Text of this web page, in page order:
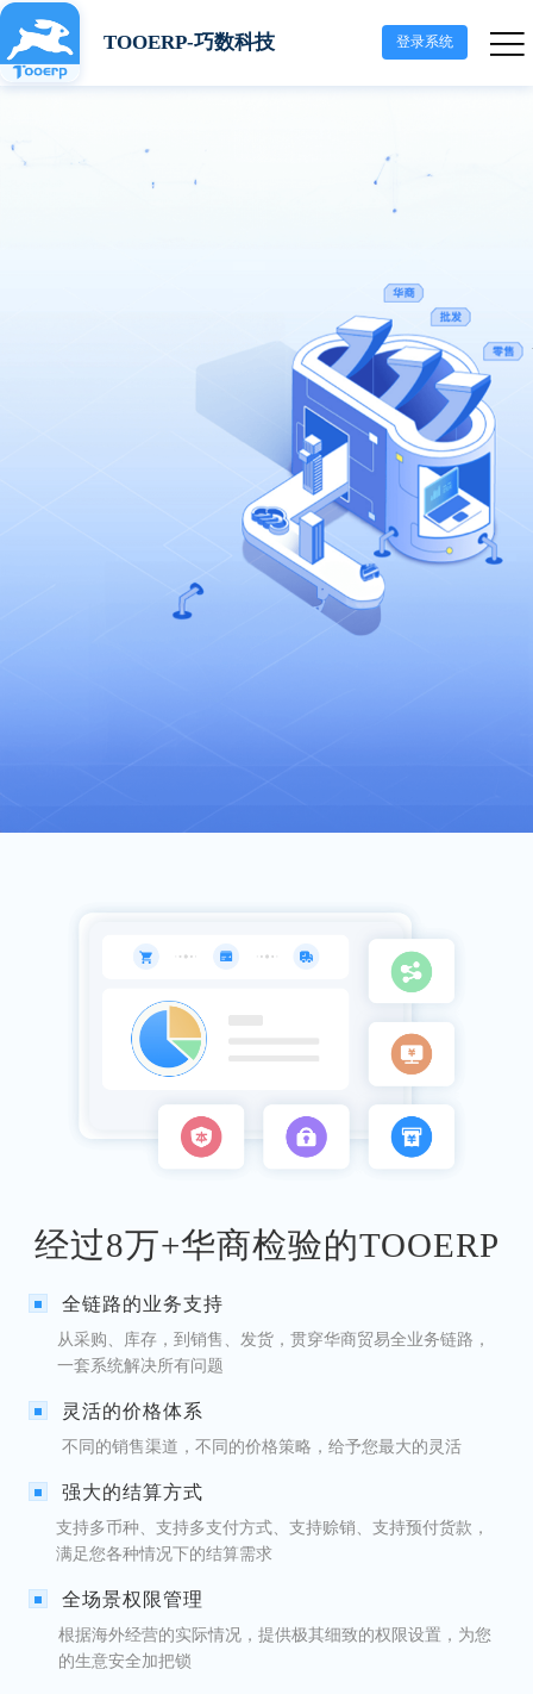
TOOERP-巧数科技 登录系统
经过8万+华商检验的TOOERP
全链路的业务支持
从采购、库存，到销售、发货，贯穿华商贸易全业务链路，
一套系统解决所有问题
灵活的价格体系
不同的销售渠道，不同的价格策略，给予您最大的灵活
强大的结算方式
支持多币种、支持多支付方式、支持赊销、支持预付货款，
满足您各种情况下的结算需求
全场景权限管理
根据海外经营的实际情况，提供极其细致的权限设置，为您
的生意安全加把锁